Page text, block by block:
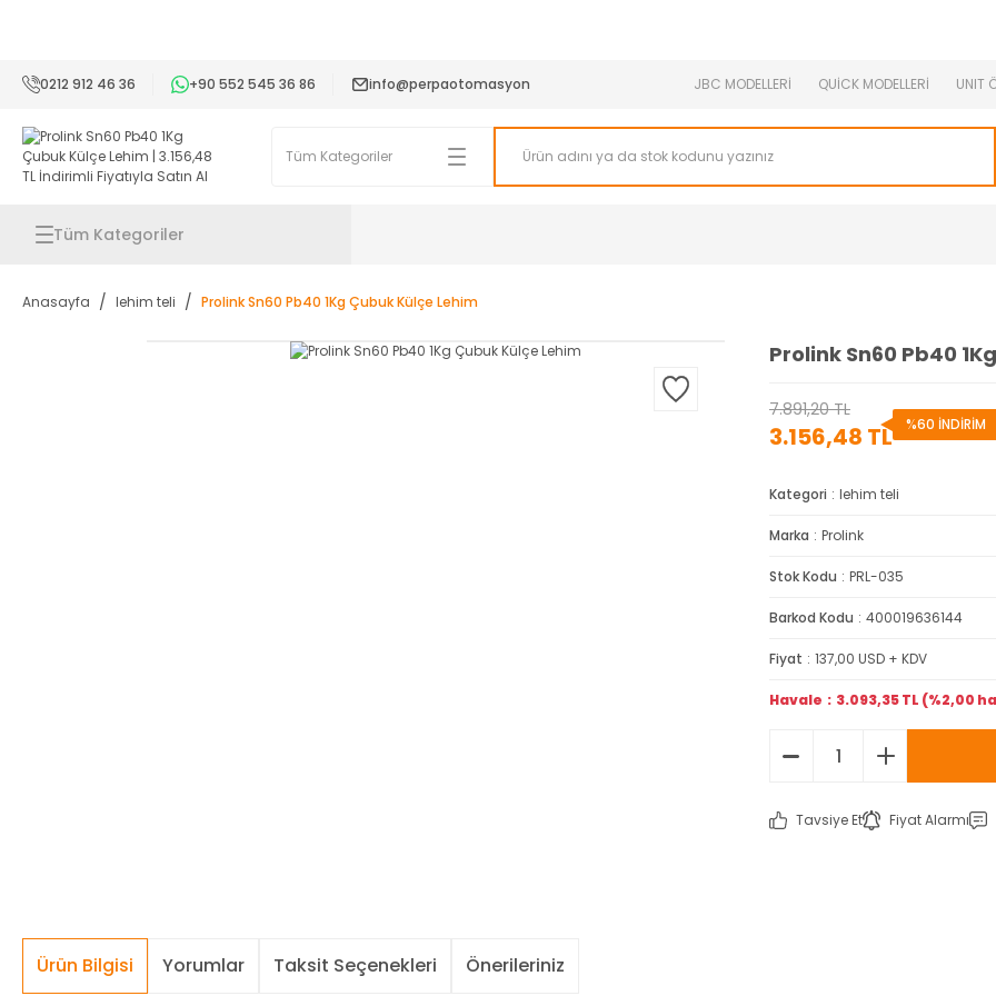
0212 912 46 36 +90 552 545 36 86 info@perpaotomasyon JBC MODELLERİ QUİCK MODELLERİ UNIT
Tüm Kategoriler
Anasayfa lehim teli Prolink Sn60 Pb40 1Kg Çubuk Külçe Lehim
Prolink Sn60 Pb40
7.891,20 TL
3.156,48 TL %60 İNDİRİM
Kategori lehim teli
Marka Prolink
Stok Kodu PRL-035
Barkod Kodu 400019636144
Fiyat 137,00 USD + KDV
Havale 3.093,35 TL (%2,00
Tavsiye Et Fiyat Alarmı
Ürün Bilgisi Yorumlar Taksit Seçenekleri Önerileriniz